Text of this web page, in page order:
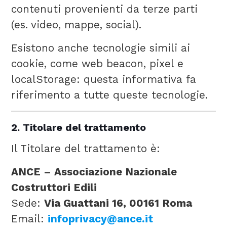
contenuti provenienti da terze parti
(es. video, mappe, social).
Esistono anche tecnologie simili ai
cookie, come web beacon, pixel e
localStorage: questa informativa fa
riferimento a tutte queste tecnologie.
2. Titolare del trattamento
Il Titolare del trattamento è:
ANCE – Associazione Nazionale
Costruttori Edili
Sede:Via Guattani 16, 00161 Roma
Email: infoprivacy@ance.it